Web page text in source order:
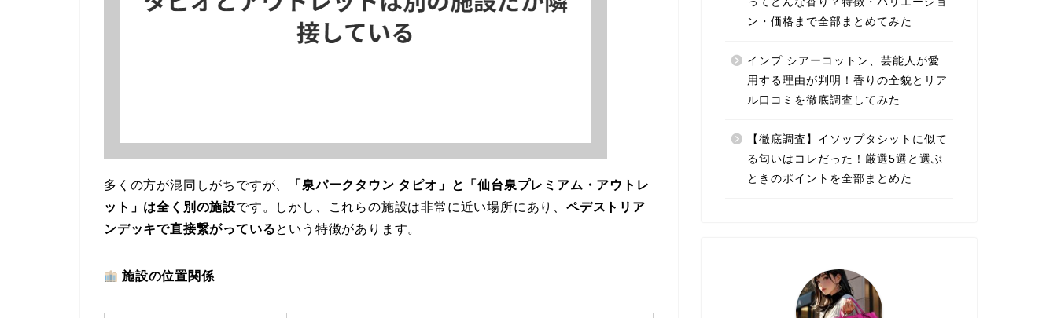
多くの方が混同しがちですが、
「泉パークタウン タピオ」と「仙台泉プレミアム・アウトレ
ット」は全く別の施設です。しかし、これらの施設は非常に近い場所にあり、 ペデストリア
ンデッキで直接繋がっているという特徴があります。
施設の位置関係
ン・価格まで全部まとめてみた
インプ シアーコットン、芸能人が愛
用する理由が判明！香りの全貌とリア
ル口コミを徹底調査してみた
【徹底調査】イソップタシットに似て
る匂いはコレだった！厳選5選と選ぶ
ときのポイントを全部まとめた